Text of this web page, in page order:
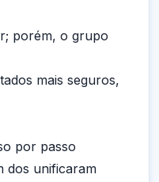
porém, o grupo
mais seguros,
por passo
dos unificaram